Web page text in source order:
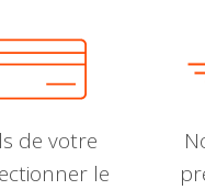
de votre
le